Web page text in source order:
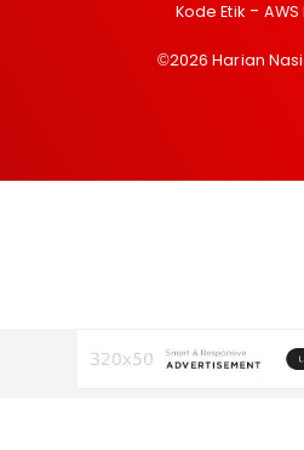
Kode Etik
©2026 Harian